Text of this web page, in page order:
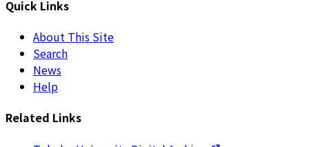
Quick Links
About This Site
Search
News
Help
Related Links